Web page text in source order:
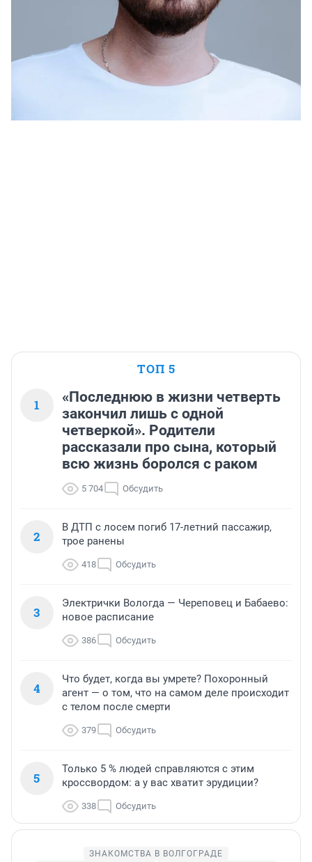
ТОП 5
1
«Последнюю в жизни четверть
закончил лишь с одной
четверкой». Родители
рассказали про сына, который
всю жизнь боролся с раком
5 704 Обсудить
2
В ДТП с лосем погиб 17-летний пассажир,
трое ранены
418 Обсудить
3
Электрички Вологда — Череповец и Бабаево:
новое расписание
386 Обсудить
4
Что будет, когда вы умрете? Похоронный
агент — о том, что на самом деле происходит
с телом после смерти
379 Обсудить
5
Только 5 % людей справляются с этим
кроссвордом: а у вас хватит эрудиции?
338 Обсудить
ЗНАКОМСТВА В ВОЛГОГРАДЕ